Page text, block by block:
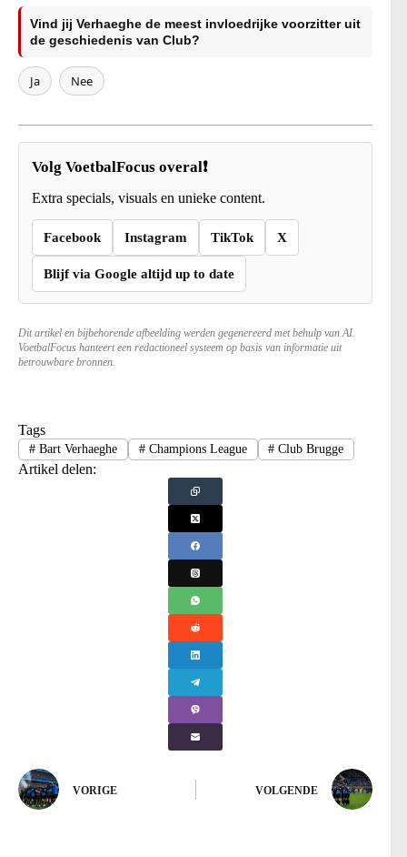
Vind jij Verhaeghe de meest invloedrijke voorzitter uit
de geschiedenis van Club?
Ja Nee
Volg VoetbalFocus overal❗
Extra specials, visuals en unieke content.
Facebook Instagram TikTok X
Blijf via Google altijd up to date
Dit artikel en bijbehorende afbeelding werden gegenereerd met behulp van AI.
VoetbalFocus hanteert een redactioneel systeem op basis van informatie uit
betrouwbare bronnen.
Tags
#Bart Verhaeghe #Champions League # Club Brugge
Artikel delen:
VORIGE VOLGENDE